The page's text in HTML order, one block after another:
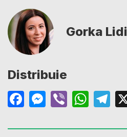
Gorka
Distribuie
Facebook
Viber